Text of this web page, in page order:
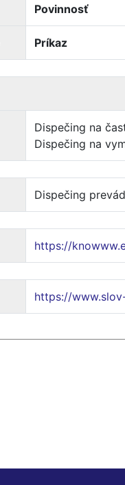
Povinnosť
Príkaz
Dispečing na
Dispečing na
Dispečing
https://
https://